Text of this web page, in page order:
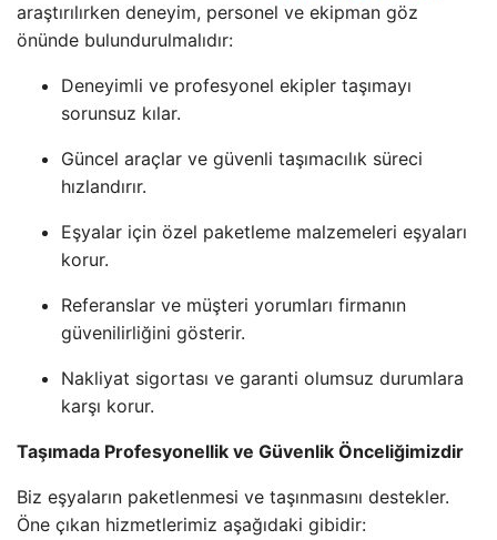
araştırılırken deneyim, personel ve ekipman göz
önünde bulundurulmalıdır:
Deneyimli ve profesyonel ekipler taşımayı
sorunsuz kılar.
Güncel araçlar ve güvenli taşımacılık süreci
hızlandırır.
Eşyalar için özel paketleme malzemeleri eşyaları
korur.
Referanslar ve müşteri yorumları firmanın
güvenilirliğini gösterir.
Nakliyat sigortası ve garanti olumsuz durumlara
karşı korur.
Taşımada Profesyonellik ve Güvenlik Önceliğimizdir
Biz eşyaların paketlenmesi ve taşınmasını destekler.
Öne çıkan hizmetlerimiz aşağıdaki gibidir: